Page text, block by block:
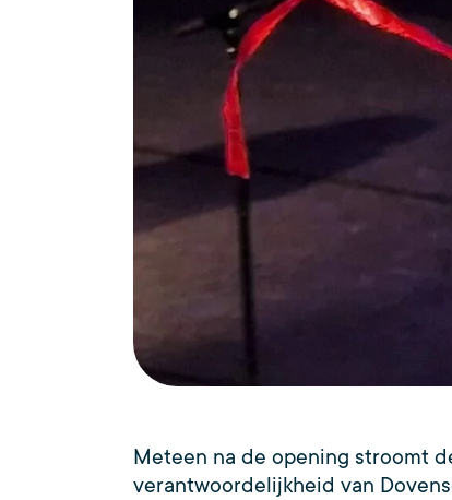
Meteen na de opening stroomt
verantwoordelijkheid van